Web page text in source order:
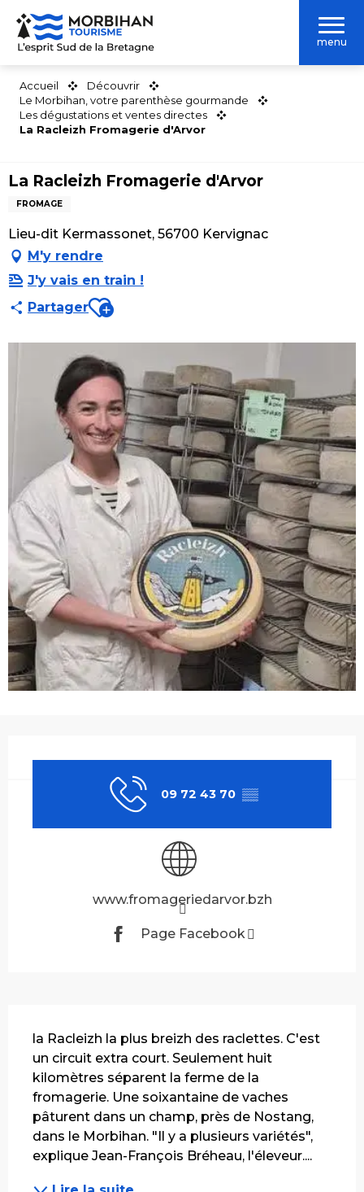
Aller
contenu
menu
Accueil
Découvrir
Le Morbihan, votre parenthèse gourmande
Les dégustations et ventes directes
La Racleizh Fromagerie d'Arvor
La Racleizh Fromagerie d'Arvor
FROMAGE
Lieu-dit Kermassonet, 56700 Kervignac
M'y rendre
J'y vais en train !
PartagerAjouter aux favoris
09 72 43 70 ▒▒
www.fromageriedarvor.bzh
Page Facebook
la Racleizh la plus breizh des raclettes. C'est
un circuit extra court. Seulement huit
kilomètres séparent la ferme de la
fromagerie. Une soixantaine de vaches
pâturent dans un champ, près de Nostang,
dans le Morbihan. "Il y a plusieurs variétés",
explique Jean-François Bréheau, l'éleveur....